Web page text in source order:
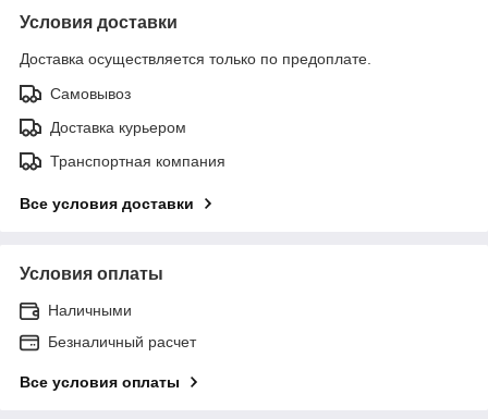
Условия доставки
Доставка осуществляется только по предоплате.
Самовывоз
Доставка курьером
Транспортная компания
Все условия доставки
Условия оплаты
Наличными
Безналичный расчет
Все условия оплаты